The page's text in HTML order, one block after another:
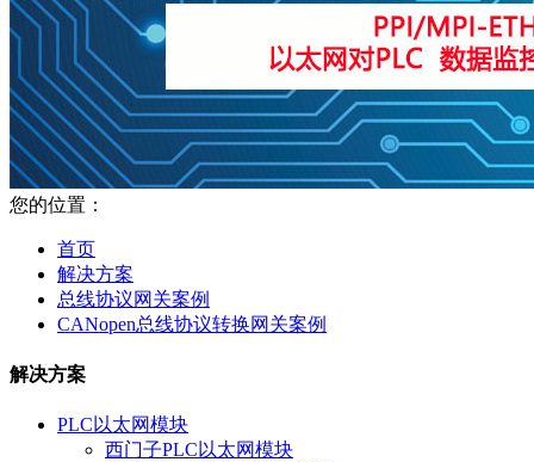
您的位置：
首页
解决方案
总线协议网关案例
CANopen总线协议转换网关案例
解决方案
PLC以太网模块
西门子PLC以太网模块